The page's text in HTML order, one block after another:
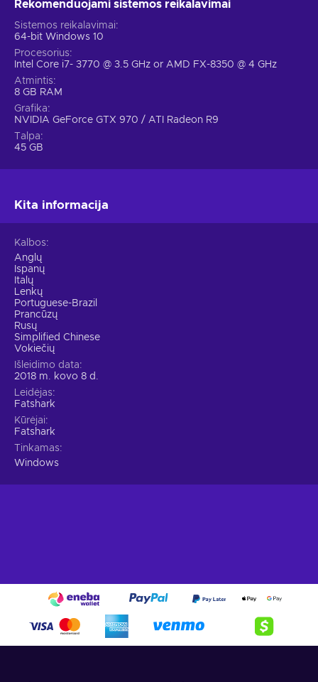
Artinasi priešai
Įsigykite Warhammer: Vermintide 2 PC key ir apsilankykite
visuose šio milžiniško pasaulio kampeliuose. Spalvinga,
ryškiomis spalvomis papuošta aplinka stebėtinai žaviai dera
prie prislėgtos Warhammer atmosferos. Keliaudami per
lygius sutiksite įvairaus tipo padarų:
Keršto trokštančiais “Ratmen”;
Proto netekusiais “Norsemen”;
Būkite budrūs - neužteks tik vieną kartą suduoti monstrui iš
pasirinkto ginklo. Jie keliauja dideliais būriais, kiekvienas
pasižymi savitomis atakomis ir kai šie jus apsupa, žaidimas
tampa tikru iššūkiu. Todėl jums reikalinga patikimų
bendražygių komanda!
Rekomenduojami sistemos reikalavimai
Sistemos reikalavimai
64-bit Windows 10
Procesorius
Intel Core i7- 3770 @ 3.5 GHz or AMD FX-8350 @ 4 GHz
Atmintis
8 GB RAM
Grafika
NVIDIA GeForce GTX 970 / ATI Radeon R9
Talpa
45 GB
Kita informacija
Kalbos
Anglų
Ispanų
Italų
Lenkų
Portuguese-Brazil
Prancūzų
Rusų
Simplified Chinese
Vokiečių
Išleidimo data
2018 m. kovo 8 d.
Leidėjas
Fatshark
Kūrėjai
Fatshark
Tinkamas
Windows